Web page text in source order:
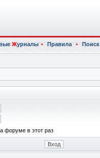
Журналы • Правила • Поиск
форуме в этот раз